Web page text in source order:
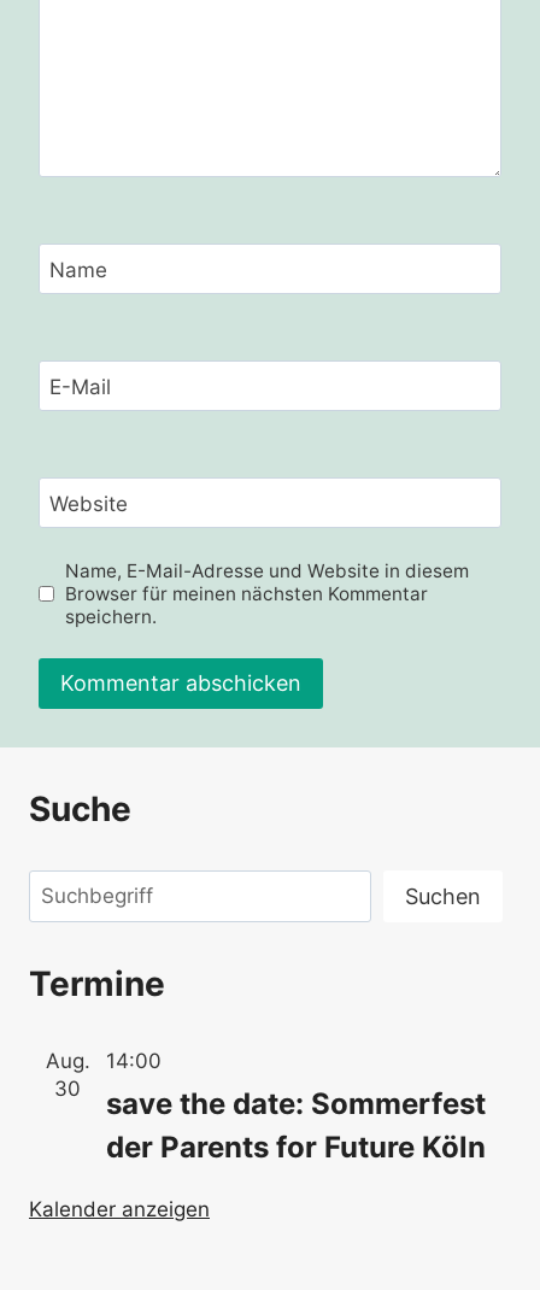
Name
E-Mail
Website
Name, E-Mail-Adresse und Website in diesem
Browser für meinen nächsten Kommentar
speichern.
Suche
Suchen Suchen
Termine
Aug.
30
14:00
save the date: Sommerfest
der Parents for Future Köln
Kalender anzeigen